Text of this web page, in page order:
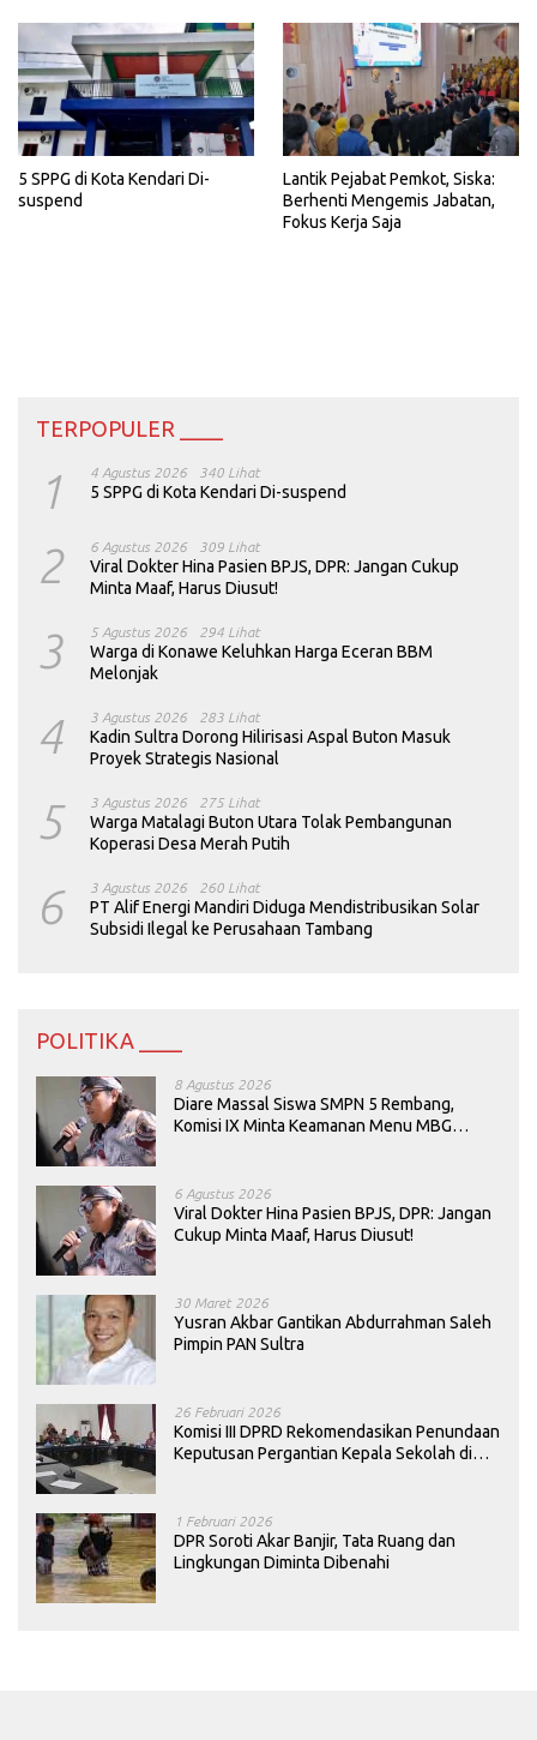
5 SPPG di Kota Kendari Di-
suspend
Lantik Pejabat Pemkot, Siska:
Berhenti Mengemis Jabatan,
Fokus Kerja Saja
TERPOPULER ____
1 4 Agustus 2026 340 Lihat
5 SPPG di Kota Kendari Di-suspend
2 6 Agustus 2026 309 Lihat
Viral Dokter Hina Pasien BPJS, DPR: Jangan Cukup
Minta Maaf, Harus Diusut!
3 5 Agustus 2026 294 Lihat
Warga di Konawe Keluhkan Harga Eceran BBM
Melonjak
4 3 Agustus 2026 283 Lihat
Kadin Sultra Dorong Hilirisasi Aspal Buton Masuk
Proyek Strategis Nasional
5 3 Agustus 2026 275 Lihat
Warga Matalagi Buton Utara Tolak Pembangunan
Koperasi Desa Merah Putih
6 3 Agustus 2026 260 Lihat
PT Alif Energi Mandiri Diduga Mendistribusikan Solar
Subsidi Ilegal ke Perusahaan Tambang
POLITIKA ____
8 Agustus 2026
Diare Massal Siswa SMPN 5 Rembang,
Komisi IX Minta Keamanan Menu MBG
6 Agustus 2026
Viral Dokter Hina Pasien BPJS, DPR: Jangan
Cukup Minta Maaf, Harus Diusut!
30 Maret 2026
Yusran Akbar Gantikan Abdurrahman Saleh
Pimpin PAN Sultra
26 Februari 2026
Komisi III DPRD Rekomendasikan Penundaan
Keputusan Pergantian Kepala Sekolah di
1 Februari 2026
DPR Soroti Akar Banjir, Tata Ruang dan
Lingkungan Diminta Dibenahi